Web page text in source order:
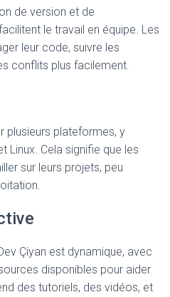
de version et de
le travail en équipe. Les
leur code, suivre les
conflits plus facilement.
plusieurs plateformes, y
Linux. Cela signifie que les
sur leurs projets, peu
Çiyan est dynamique, avec
disponibles pour aider
des tutoriels, des vidéos, et